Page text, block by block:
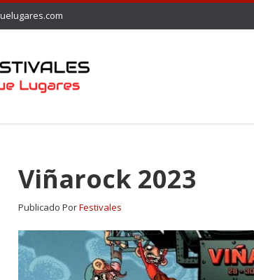
Viñarock 2023
Publicado PorFestivales